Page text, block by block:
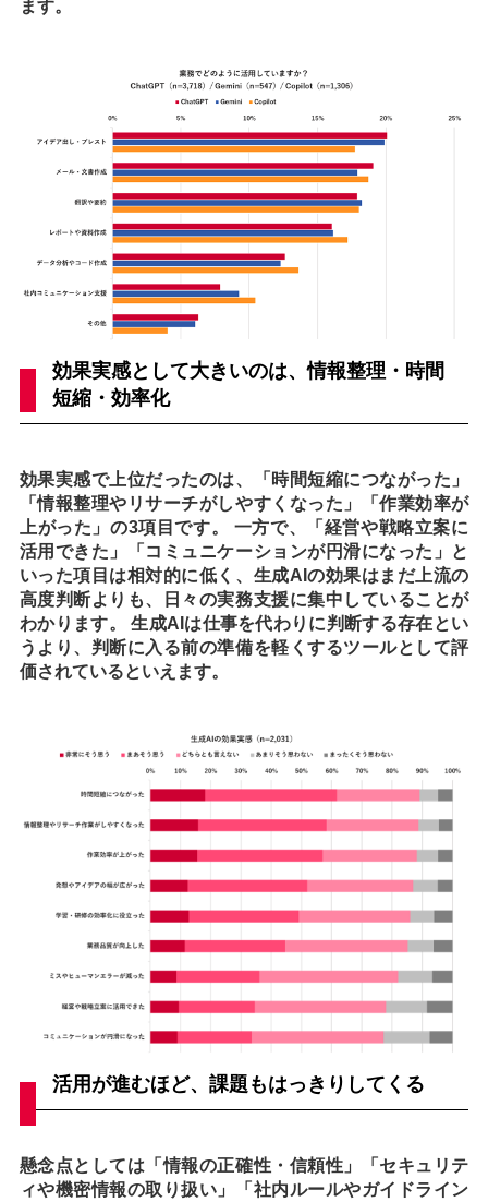
ます。
効果実感として大きいのは、情報整理・時間
短縮・効率化
効果実感で上位だったのは、「時間短縮につながった」
「情報整理やリサーチがしやすくなった」「作業効率が
上がった」の3項目です。 一方で、「経営や戦略立案に
活用できた」「コミュニケーションが円滑になった」と
いった項目は相対的に低く、生成AIの効果はまだ上流の
高度判断よりも、日々の実務支援に集中していることが
わかります。 生成AIは仕事を代わりに判断する存在とい
うより、判断に入る前の準備を軽くするツールとして評
価されているといえます。
活用が進むほど、課題もはっきりしてくる
懸念点としては「情報の正確性・信頼性」「セキュリテ
ィや機密情報の取り扱い」「社内ルールやガイドライン